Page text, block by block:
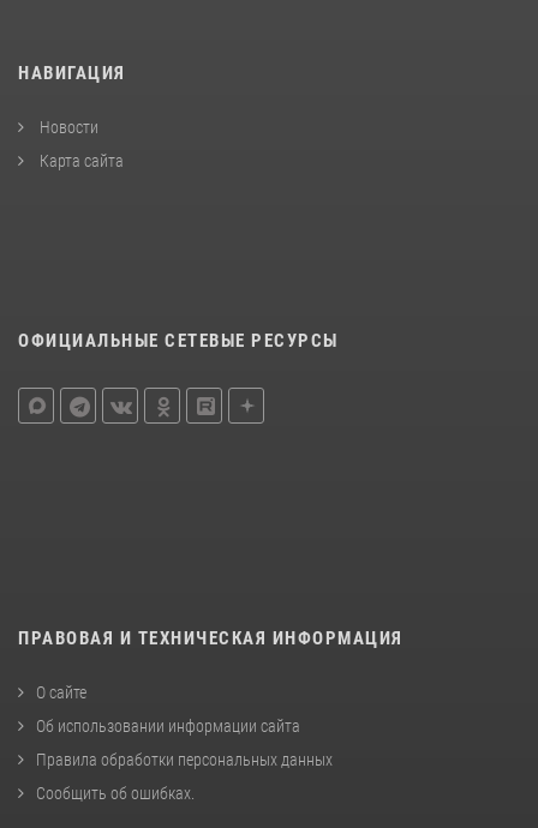
НАВИГАЦИЯ
Новости
Карта сайта
ОФИЦИАЛЬНЫЕ СЕТЕВЫЕ РЕСУРСЫ
ПРАВОВАЯ И ТЕХНИЧЕСКАЯ ИНФОРМАЦИЯ
О сайте
Об использовании информации сайта
Правила обработки персональных данных
Сообщить об ошибках.